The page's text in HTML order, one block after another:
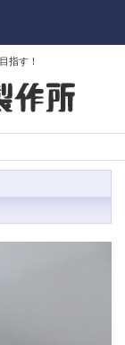
指す！